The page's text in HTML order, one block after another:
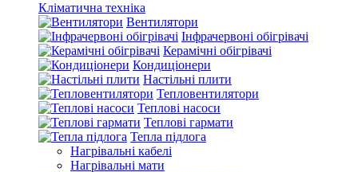
Кліматична техніка
Вентилятори
Інфрачервоні обігрівачі
Керамічні обігрівачі
Кондиціонери
Настільні плити
Тепловентилятори
Теплові насоси
Теплові гармати
Тепла підлога
Нагрівальні кабелі
Нагрівальні мати